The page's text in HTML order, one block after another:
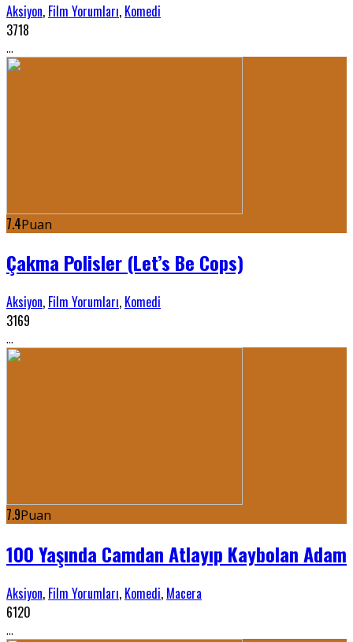
Aksiyon, Film Yorumları, Komedi
3718
...
7.4Puan
Çakma Polisler (Let’s Be Cops)
Aksiyon, Film Yorumları, Komedi
3169
...
7.9Puan
100 Yaşında Camdan Atlayıp Kaybolan Adam
Aksiyon, Film Yorumları, Komedi, Macera
6120
...